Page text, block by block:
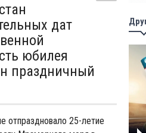
дат
юбилея
праздничный
отпраздновало 25-летие